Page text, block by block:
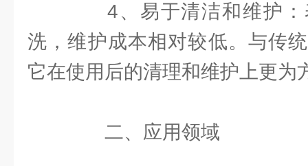
4、易于清洁和维护：
洗，维护成本相对较低。与传
它在使用后的清理和维护上更为
二、应用领域